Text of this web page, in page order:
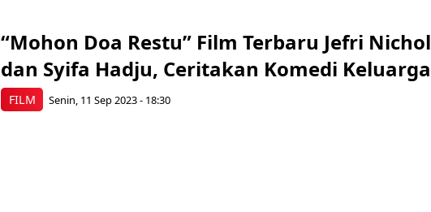
FILM
“Mohon Doa Restu” Film Terbaru Jefri Nichol
dan Syifa Hadju, Ceritakan Komedi Keluarga
Senin, 11 Sep 2023 - 18:30